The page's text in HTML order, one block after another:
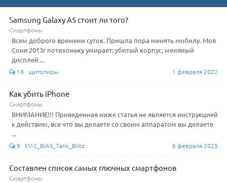
Samsung Galaxy A5 стоит ли того?
Смартфоны
Всем доброго времени суток. Пришла пора менять мобилу. Моя
Соня 2013г потихоньку умирает: убитый корпус, меняный
дисплей ...
18 щитопиры 1 февраля 2022
Как убить iPhone
Смартфоны
ВНИМАНИЕ!!! Приведенная ниже статья не является инструкцией
к действию, все что вы делаете со своим аппаратом вы делаете
...
9 KV-2_BIAS_Tank_Blitz 6 февраля 2025
Составлен список самых глючных смартфонов
Смартфоны